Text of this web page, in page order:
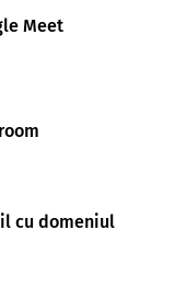
Meet
cu domeniul